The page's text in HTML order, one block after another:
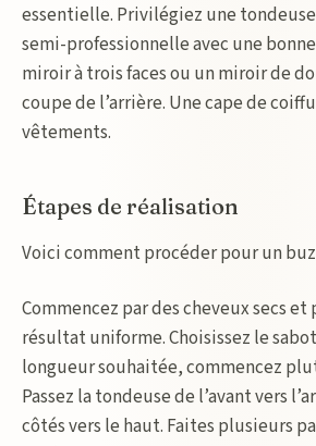
essentielle. Privilégiez une
semi-professionnelle avec une
miroir à trois faces ou un miroir de
coupe de l’arrière. Une cape de
vêtements.
Étapes de réalisation
Voici comment procéder pour un
Commencez par des cheveux secs
résultat uniforme. Choisissez le
longueur souhaitée, commencez
Passez la tondeuse de l’avant vers
côtés vers le haut. Faites plusieurs